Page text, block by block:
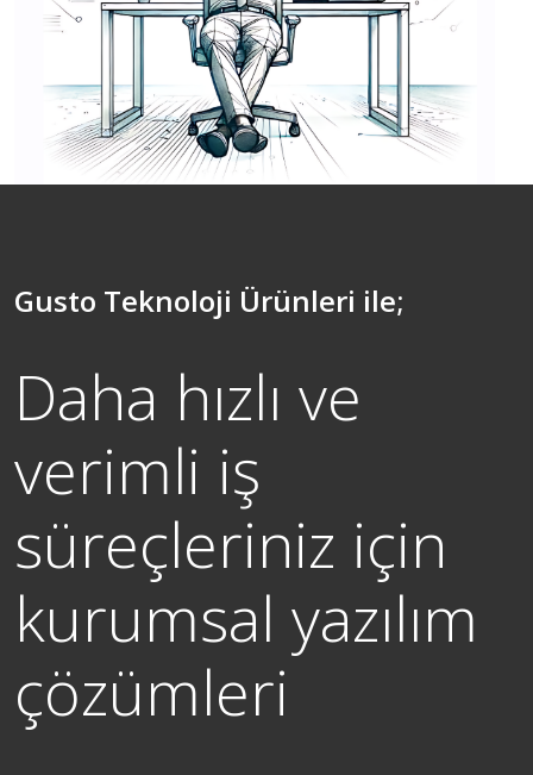
Gusto Teknoloji Ürünleri ile;
Daha hızlı ve
verimli iş
süreçleriniz için
kurumsal yazılım
çözümleri